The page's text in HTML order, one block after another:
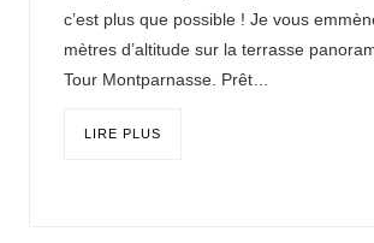
c’est plus que possible ! Je vous
mètres d’altitude sur la terrasse
Tour Montparnasse. Prêt…
LIRE PLUS